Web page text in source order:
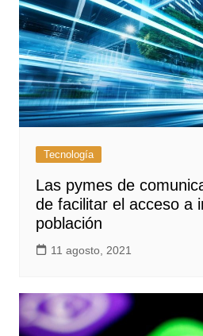
Tecnología
Las pymes de
de facilitar el acceso a
población
11 agosto, 2021